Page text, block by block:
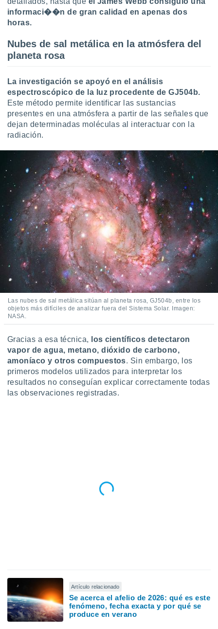
utilizar
crear un
la
contenido
medir el
de la
el
del
a través
de
de
de
uso de
con el
e
mediante
publicidad
publicidad
de
1199
informaci��n de gran calidad en apenas dos
horas.
Nubes de sal metálica en la atmósfera del
planeta rosa
La investigación se apoyó en el análisis
espectroscópico de la luz procedente de GJ504b.
Este método permite identificar las sustancias
presentes en una atmósfera a partir de las señales que
dejan determinadas moléculas al interactuar con la
radiación.
Las nubes de sal metálica sitúan al planeta rosa, GJ504b, entre los
objetos más difíciles de analizar fuera del Sistema Solar. Imagen:
NASA.
Gracias a esa técnica,
los científicos detectaron
vapor de agua, metano, dióxido de carbono,
amoníaco y otros compuestos. Sin embargo, los
primeros modelos utilizados para interpretar los
resultados no conseguían explicar correctamente todas
las observaciones registradas.
Artículo relacionado
Se acerca el afelio de 2026: qué es este
fenómeno, fecha exacta y por qué se
produce en verano